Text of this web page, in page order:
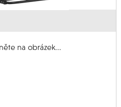
na obrázek...